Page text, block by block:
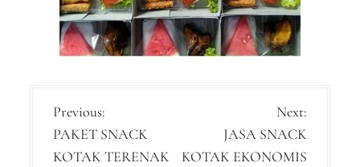
P
o
Previous:
PAKET SNACK
KOTAK TERENAK
Next:
JASA SNACK
KOTAK EKONOMIS